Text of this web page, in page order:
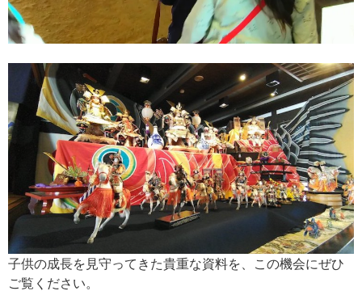
子供の成長を見守ってきた貴重な資料を、この機会にぜひ
ご覧ください。